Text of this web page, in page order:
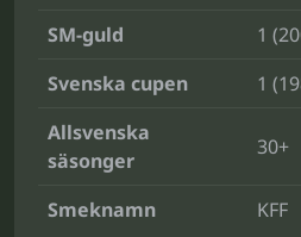
SM-guld
1
Svenska cupen
1
Allsvenska
säsonger
30+
Smeknamn KFF